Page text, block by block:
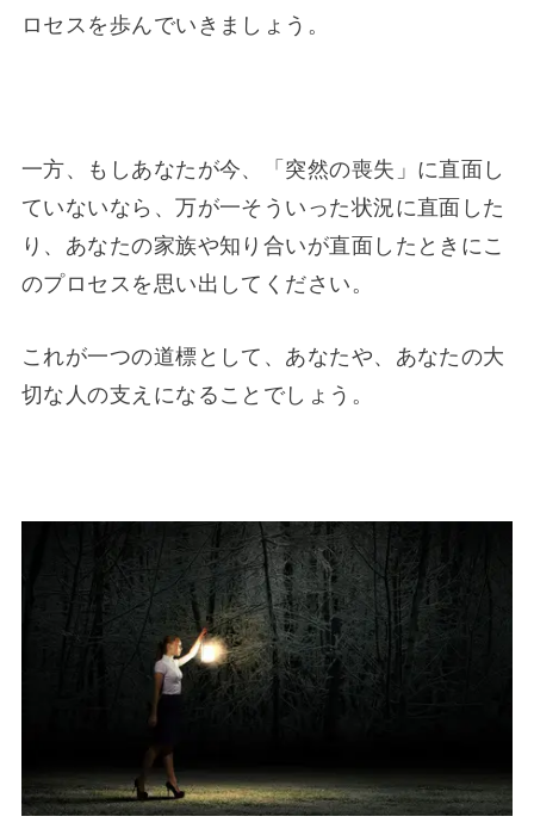
ロセスを歩んでいきましょう。
一方、もしあなたが今、「突然の喪失」に直面し
ていないなら、万が一そういった状況に直面した
り、あなたの家族や知り合いが直面したときにこ
のプロセスを思い出してください。
これが一つの道標として、あなたや、あなたの大
切な人の支えになることでしょう。